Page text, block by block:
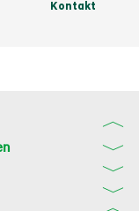
Kontakt